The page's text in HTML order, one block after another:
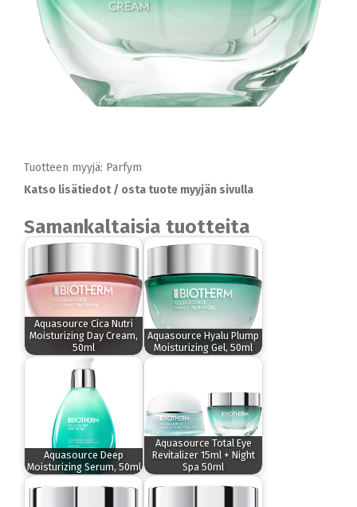
Tuotteen myyjä: Parfym
Katso lisätiedot / osta tuote myyjän sivulla
Samankaltaisia tuotteita
Aquasource Cica Nutri
Moisturizing Day Cream,
50ml
Aquasource Hyalu Plump
Moisturizing Gel, 50ml
Aquasource Deep
Moisturizing Serum, 50ml
Aquasource Total Eye
Revitalizer 15ml + Night
Spa 50ml